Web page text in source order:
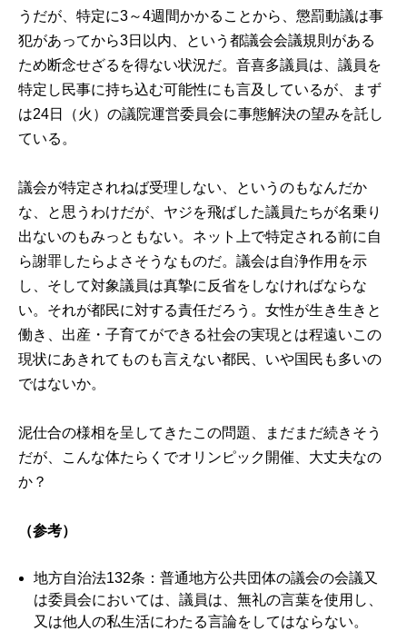
うだが、特定に3～4週間かかることから、懲罰動議は事
犯があってから3日以内、という都議会会議規則がある
ため断念せざるを得ない状況だ。音喜多議員は、議員を
特定し民事に持ち込む可能性にも言及しているが、まず
は24日（火）の議院運営委員会に事態解決の望みを託し
ている。
議会が特定されねば受理しない、というのもなんだか
な、と思うわけだが、ヤジを飛ばした議員たちが名乗り
出ないのもみっともない。ネット上で特定される前に自
ら謝罪したらよさそうなものだ。議会は自浄作用を示
し、そして対象議員は真摯に反省をしなければならな
い。それが都民に対する責任だろう。女性が生き生きと
働き、出産・子育てができる社会の実現とは程遠いこの
現状にあきれてものも言えない都民、いや国民も多いの
ではないか。
泥仕合の様相を呈してきたこの問題、まだまだ続きそう
だが、こんな体たらくでオリンピック開催、大丈夫なの
か？
（参考）
地方自治法132条：普通地方公共団体の議会の会議又
は委員会においては、議員は、無礼の言葉を使用し、
又は他人の私生活にわたる言論をしてはならない。